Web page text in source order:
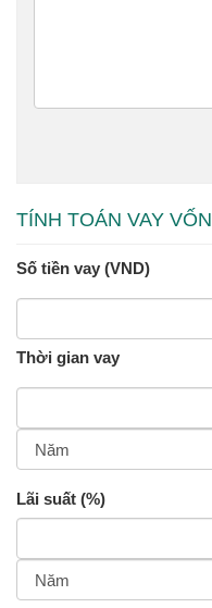
TÍNH TOÁN VAY VỐN
Số tiền vay (VND)
Thời gian vay
Lãi suất (%)